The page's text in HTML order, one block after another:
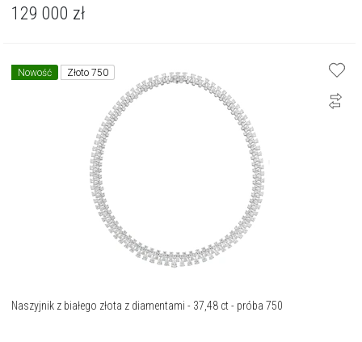
129 000 zł
Nowość Złoto 750
Naszyjnik z białego złota z diamentami - 37,48 ct - próba 750